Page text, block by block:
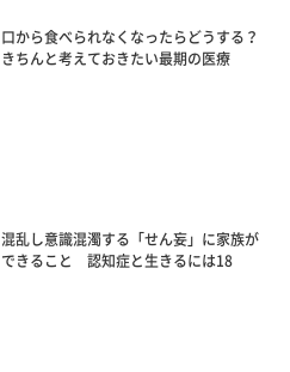
口から食べられなくなったらどうする？
きちんと考えておきたい最期の医療
混乱し意識混濁する「せん妄」に家族が
できること 認知症と生きるには18